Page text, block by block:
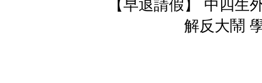
【早退請假】 中四生
解反大鬧